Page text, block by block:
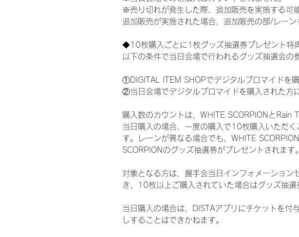
※売り切れが発生した際、追加販売を実施する可
追加販売が実施された場合、追加販売の部/レーン
◆10枚購入ごとに1枚グッズ抽選券プレゼント特
以下の条件で当日会場で行われるグッズ抽選会の
①DIGITAL ITEM SHOPでデジタルブロマイドを
②当日会場でデジタルブロマイドを購入された方
購入数のカウントは、WHITE SCORPIONとRain
当日購入の場合、一度の購入で10枚購入いただ
す。レーンが異なる場合でも、WHITE
SCORPIONのグッズ抽選券がプレゼントされます
対象となる方は、握手会当日インフォメーション
き、10枚以上ご購入されていた場合はグッズ抽
当日購入の場合は、DISTAアプリにチケットを
しすることはできかねます。